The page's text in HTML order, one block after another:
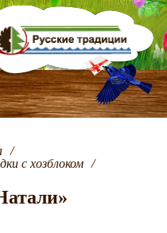
/
с хозблоком /